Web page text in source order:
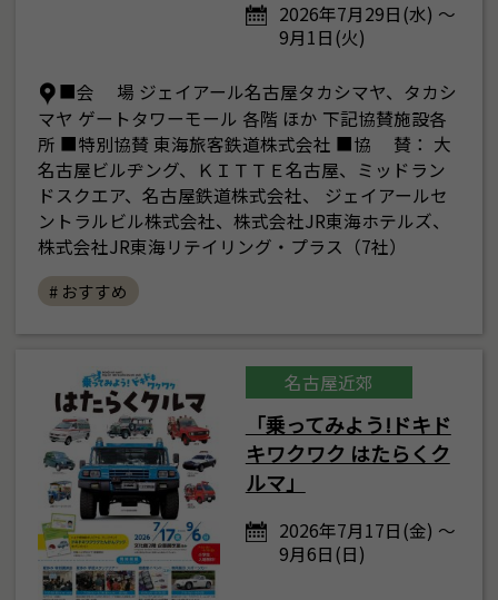
2026年7月29日(水) ～
9月1日(火)
■会 場 ジェイアール名古屋タカシマヤ、タカシ
マヤ ゲートタワーモール 各階 ほか 下記協賛施設各
所 ■特別協賛 東海旅客鉄道株式会社 ■協 賛： 大
名古屋ビルヂング、ＫＩＴＴＥ名古屋、ミッドラン
ドスクエア、名古屋鉄道株式会社、 ジェイアールセ
ントラルビル株式会社、株式会社JR東海ホテルズ、
株式会社JR東海リテイリング・プラス（7社）
# おすすめ
名古屋近郊
「乗ってみよう!ドキド
キワクワク はたらくク
ルマ」
2026年7月17日(金) ～
9月6日(日)